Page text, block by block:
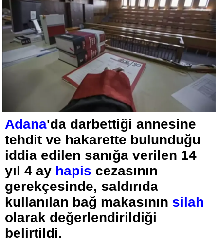
Adana'da darbettiği annesine
tehdit ve hakarette bulunduğu
iddia edilen sanığa verilen 14
yıl 4 ay hapis cezasının
gerekçesinde, saldırıda
kullanılan bağ makasının silah
olarak değerlendirildiği
belirtildi.